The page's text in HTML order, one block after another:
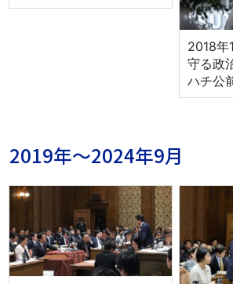
2018年
守る政
ハチ公
2019年～2024年9月